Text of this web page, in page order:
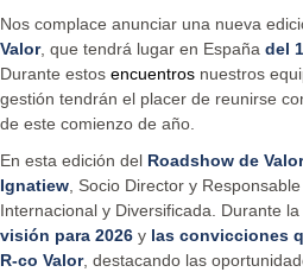
Nos complace anunciar una nueva
Valor, que tendrá lugar en España del
Durante estos encuentros nuestros
gestión tendrán el placer de reunirse
de este comienzo de año.
En esta edición del Roadshow de
Ignatiew , Socio Director y
Internacional y Diversificada. Durante la
visión para 2026 y las convicciones
R-co Valor, destacando las